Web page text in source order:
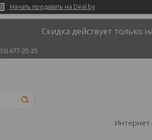
Начать продавать на Deal.by
Скидка действует только
677-25-25